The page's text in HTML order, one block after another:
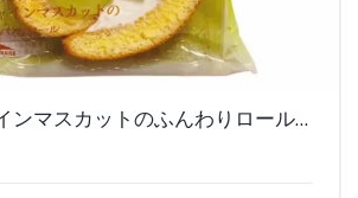
山梨県産シャインマスカットのふんわりロール｜ シャトレーゼ